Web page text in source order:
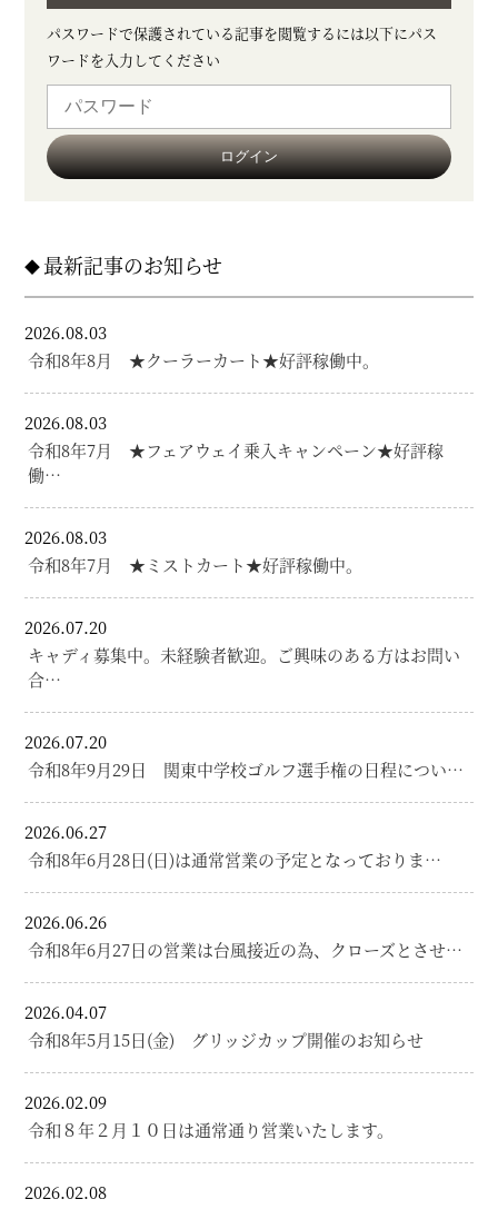
パスワードで保護されている記事を閲覧するには以下にパス
ワードを入力してください
最新記事のお知らせ
2026.08.03
令和8年8月 ★クーラーカート★好評稼働中。
2026.08.03
令和8年7月 ★フェアウェイ乗入キャンペーン★好評稼
働…
2026.08.03
令和8年7月 ★ミストカート★好評稼働中。
2026.07.20
キャディ募集中。未経験者歓迎。ご興味のある方はお問い
合…
2026.07.20
令和8年9月29日 関東中学校ゴルフ選手権の日程につい…
2026.06.27
令和8年6月28日(日)は通常営業の予定となっておりま…
2026.06.26
令和8年6月27日の営業は台風接近の為、クローズとさせ…
2026.04.07
令和8年5月15日(金) グリッジカップ開催のお知らせ
2026.02.09
令和８年２月１０日は通常通り営業いたします。
2026.02.08